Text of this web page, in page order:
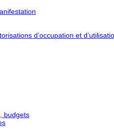
d’occupation et
budgets